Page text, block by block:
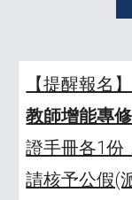
【提醒報名
教師增能專
證手冊各1份
請核予公假(